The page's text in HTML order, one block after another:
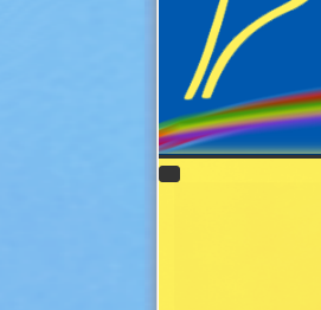
Slideshow
Anhalten